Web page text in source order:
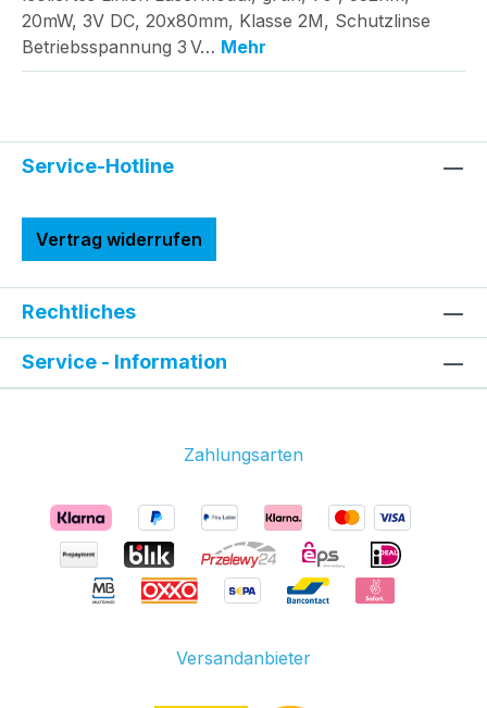
20mW, 3V DC, 20x80mm, Klasse 2M, Schutzlinse
Betriebsspannung 3 V… Mehr
Service-Hotline
Vertrag widerrufen
Rechtliches
Service - Information
Zahlungsarten
Versandanbieter